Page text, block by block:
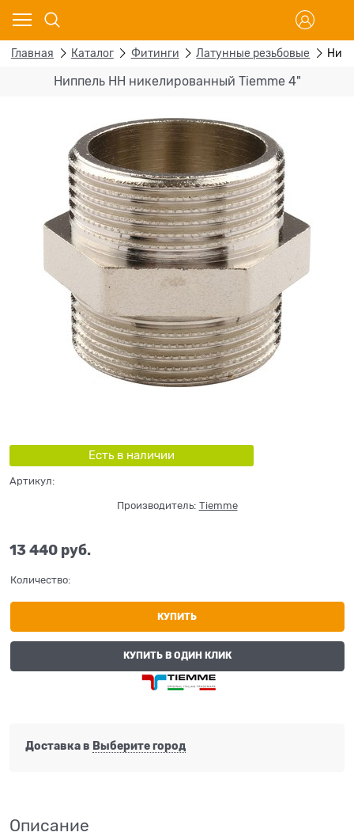
Главная Каталог Фитинги Латунные резьбовые
Ниппель НН никелированный Tiemme 4"
Есть в наличии
Артикул:
Производитель: Tiemme
13 440 руб.
Количество:
КУПИТЬ
КУПИТЬ В ОДИН КЛИК
Доставка в Выберите город
Описание